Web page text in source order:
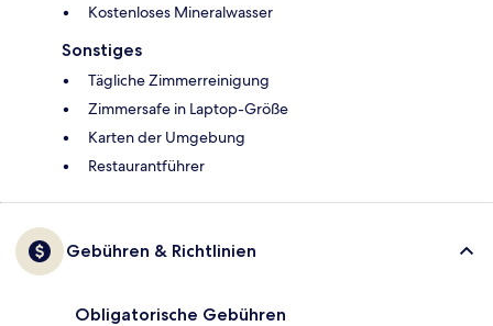
Kostenloses Mineralwasser
Sonstiges
Tägliche Zimmerreinigung
Zimmersafe in Laptop-Größe
Karten der Umgebung
Restaurantführer
Gebühren & Richtlinien
Obligatorische Gebühren